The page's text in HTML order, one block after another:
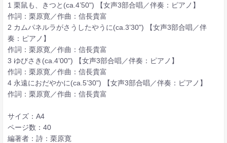
1 栗鼠も、きつと(ca.4’50") 【女声3部合唱／伴奏：ピアノ】
作詞：栗原寛／作曲：信長貴富
2 カムパネルラがさうしたやうに(ca.3’30") 【女声3部合唱／伴
奏：ピアノ】
作詞：栗原寛／作曲：信長貴富
3 ゆびさき(ca.4’00") 【女声3部合唱／伴奏：ピアノ】
作詞：栗原寛／作曲：信長貴富
4 永遠におだやかに(ca.5’30") 【女声3部合唱／伴奏：ピアノ】
作詞：栗原寛／作曲：信長貴富
サイズ：A4
ページ数：40
編著者：詩：栗原寛